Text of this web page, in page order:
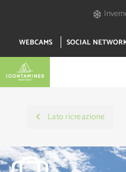
WEBCAMS SOCIAL
Lato ricreazione